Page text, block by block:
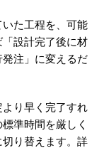
た工程を、可能
設計完了後に材
注」に変えるだ
より早く完了すれ
準時間を厳しく
り替えます。詳